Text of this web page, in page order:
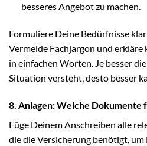
besseres Angebot zu machen.
Formuliere Deine Bedürfnisse
Vermeide Fachjargon und
in einfachen Worten. Je besser
Situation versteht, desto besser
8. Anlagen: Welche Dokumente
Füge Deinem Anschreiben alle
die die Versicherung benötigt,